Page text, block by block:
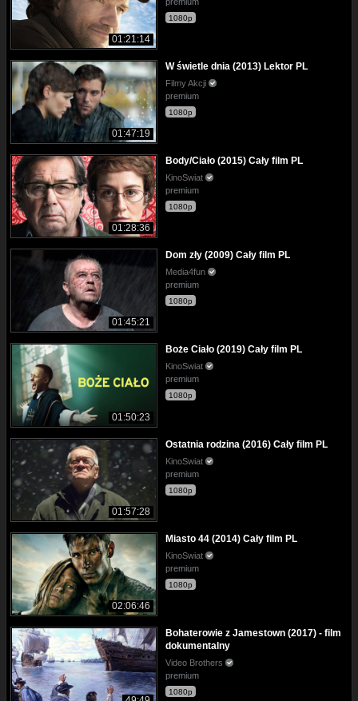
01:21:14
1080p
01:47:19
W świetle dnia (2013) Lektor PL
Filmy Akcji
premium
1080p
01:28:36
Body/Ciało (2015) Cały film PL
KinoSwiat
premium
1080p
01:45:21
Dom zły (2009) Cały film PL
Media4fun
premium
1080p
01:50:23
Boże Ciało (2019) Cały film PL
KinoSwiat
premium
1080p
01:57:28
Ostatnia rodzina (2016) Cały film PL
KinoSwiat
premium
1080p
02:06:46
Miasto 44 (2014) Cały film PL
KinoSwiat
premium
1080p
Bohaterowie z Jamestown (2017) - film
dokumentalny
Video Brothers
premium
1080p